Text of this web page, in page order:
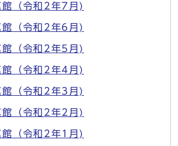
館（令和2年7月)
館（令和2年6月)
館（令和2年5月)
館（令和2年4月)
館（令和2年3月)
館（令和2年2月)
館（令和2年1月)